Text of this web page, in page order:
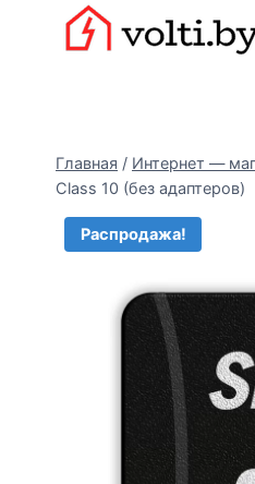
Перейти
Главная / Интернет —
Сlass 10 (без адаптеров)
Распродажа!